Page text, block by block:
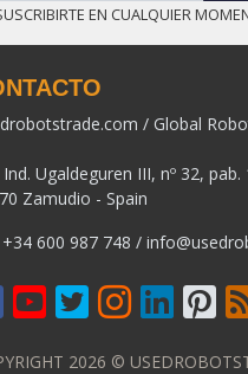
EN CUALQUIER
/ Global
Ind. Ugaldeguren III, nº 32, pab.
Zamudio - Spain
+34 600 987 748 /
2026 ©